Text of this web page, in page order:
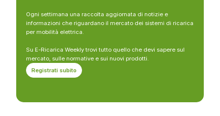
Ogni settimana una raccolta aggiornata di notizie e
informazioni che riguardano il mercato dei sistemi di ricarica
per mobilità elettrica.
Su E-Ricarica Weekly trovi tutto quello che devi sapere sul
mercato, sulle normative e sui nuovi prodotti.
Registrati subito